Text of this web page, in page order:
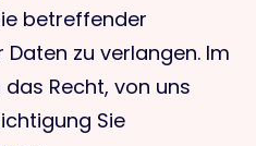
betreffender
zu verlangen. Im
das Recht, von uns
Sie